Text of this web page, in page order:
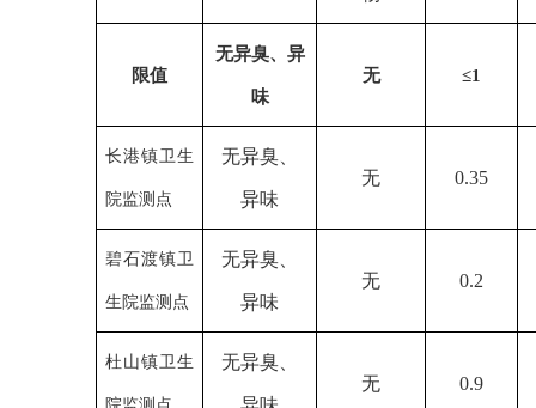
限值
无异臭、异
味
无 ≤1
长港镇卫生
院监测点
无异臭、
异味
无 0.35
碧石渡镇卫
生院监测点
无异臭、
异味
无 0.2
杜山镇卫生 无异臭、
无 0.9